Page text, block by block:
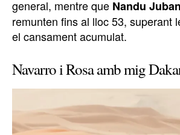
general, mentre que Nandu
remunten fins al lloc 53, superant
el cansament acumulat.
Navarro i Rosa amb mig